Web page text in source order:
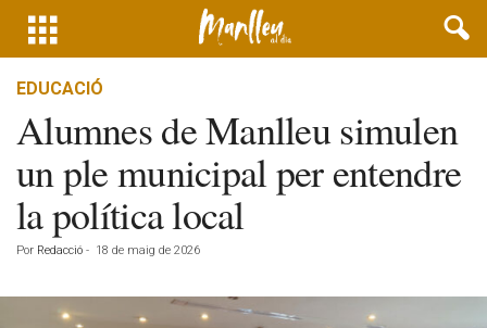
EDUCACIÓ
Alumnes de Manlleu simulen
un ple municipal per entendre
la política local
Por Redacció - 18 de maig de 2026